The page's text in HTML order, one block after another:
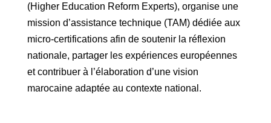
(Higher Education Reform Experts), organise une
mission d’assistance technique (TAM) dédiée aux
micro-certifications afin de soutenir la réflexion
nationale, partager les expériences européennes
et contribuer à l’élaboration d’une vision
marocaine adaptée au contexte national.